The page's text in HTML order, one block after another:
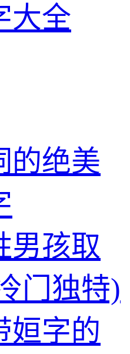
大全
的绝美
男孩取
门独特)
姮字的